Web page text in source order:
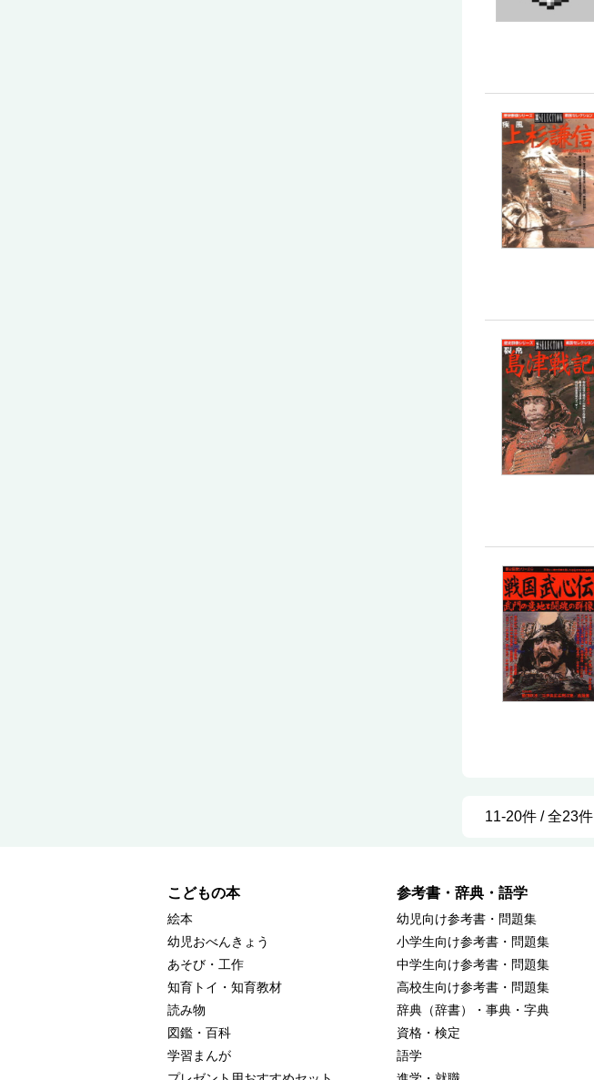
11-20件 / 全23件
こどもの本
絵本
幼児おべんきょう
あそび・工作
知育トイ・知育教材
読み物
図鑑・百科
学習まんが
参考書・辞典・語学
幼児向け参考書・問題集
小学生向け参考書・問題集
中学生向け参考書・問題集
高校生向け参考書・問題集
辞典（辞書）・事典・字典
資格・検定
語学